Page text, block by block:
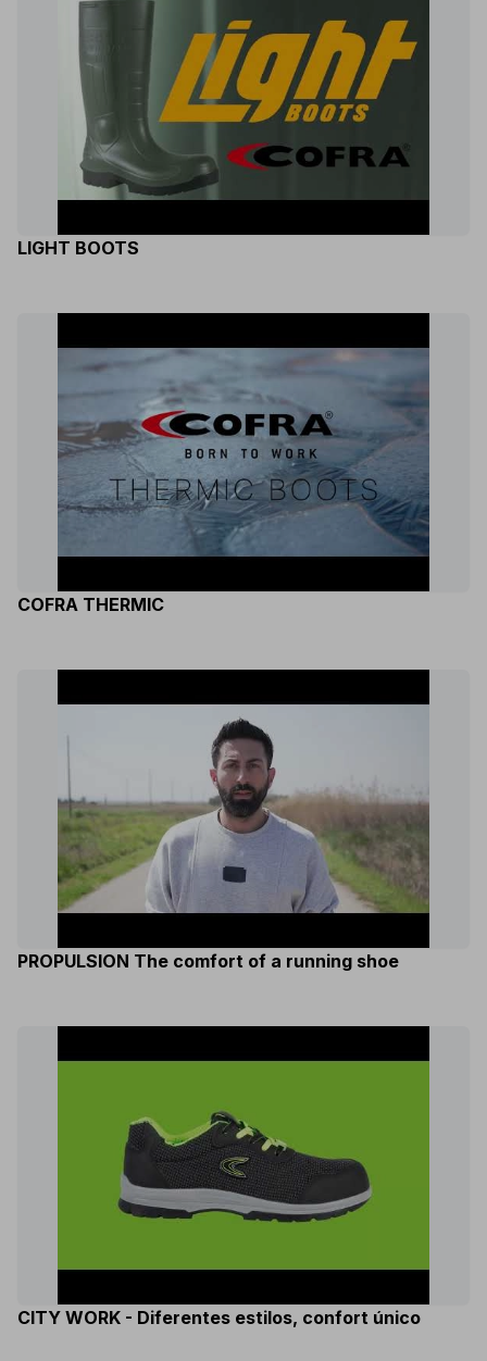
LIGHT BOOTS
COFRA THERMIC
PROPULSION The comfort of a running shoe
CITY WORK - Diferentes estilos, confort único